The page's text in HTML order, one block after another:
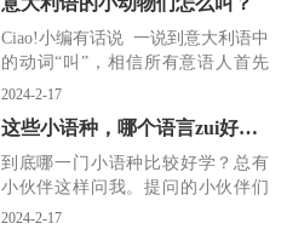
Ciao!小编有话说 一说到意大利语中
的动词“叫”，相信所有意语人首先
会想到的
2024-2-17
这些小语种，哪个语言zui好学？听说zui后一种zui难学
到底哪一门小语种比较好学？总有
小伙伴这样问我。提问的小伙伴们
多多少少抱着走捷径的
2024-2-17